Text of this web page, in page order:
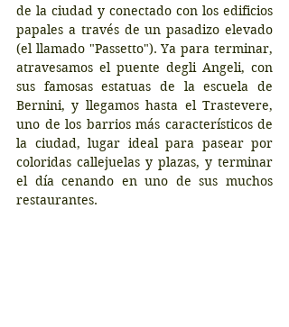
de la ciudad y conectado con los edificios
papales a través de un pasadizo elevado
(el llamado "Passetto"). Ya para terminar,
atravesamos el puente degli Angeli, con
sus famosas estatuas de la escuela de
Bernini, y llegamos hasta el Trastevere,
uno de los barrios más característicos de
la ciudad, lugar ideal para pasear por
coloridas callejuelas y plazas, y terminar
el día cenando en uno de sus muchos
restaurantes.